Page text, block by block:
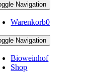
Navigation
Warenkorb0
Navigation
Bioweinhof
Shop